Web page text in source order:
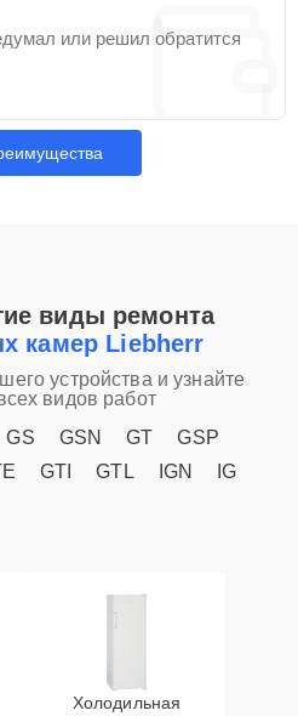
или решил обратится
виды ремонта
камер Liebherr
устройства и узнайте
видов работ
GS GSN GT
GSP
GTI GTL IGN
IG
Холодильная